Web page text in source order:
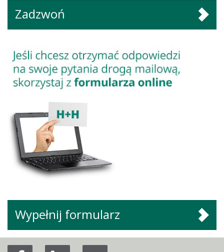
Zadzwoń
Wypełnij formularz